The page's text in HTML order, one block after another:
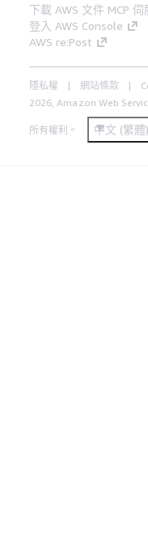
下載 AWS 文件 MCP 伺
登入 AWS Console
AWS re:Post
隱私權 網站條款
2026, Amazon Web
所有權利。 中文 (繁體)